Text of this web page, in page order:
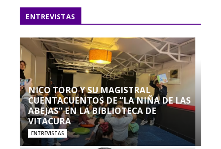
ENTREVISTAS
NICO TORO Y SU MAGISTRAL
CUENTACUENTOS DE “LA NIÑA DE LAS
ABEJAS” EN LA BIBLIOTECA DE
VITACURA
ENTREVISTAS